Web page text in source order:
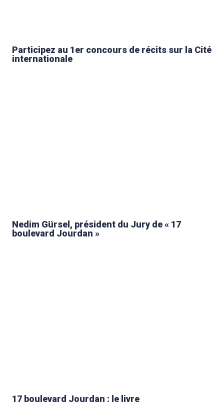
Participez au 1er concours de récits sur la Cité
internationale
Nedim Gürsel, président du Jury de « 17
boulevard Jourdan »
17 boulevard Jourdan : le livre